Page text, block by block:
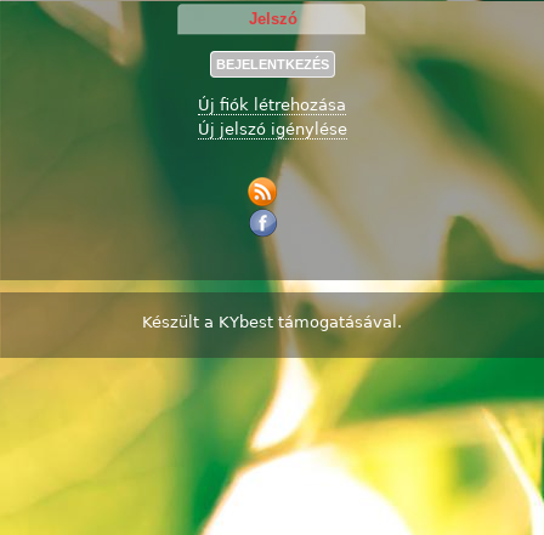
Új fiók létrehozása
Új jelszó igénylése
Készült a KYbest támogatásával.